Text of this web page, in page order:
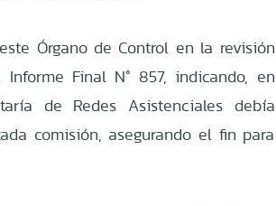
Órgano de Control en la revisión
Final N° 857, indicando, en
de Redes Asistenciales debía
comisión, asegurando el fin para